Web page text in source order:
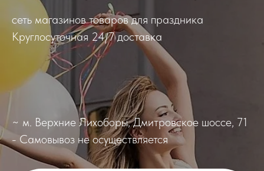
сеть магазинов товаров для праздника
Круглосуточная 24/7 доставка
~ м. Верхние Лихоборы,Дмитровское шоссе, 71
- Самовывоз не осуществляется